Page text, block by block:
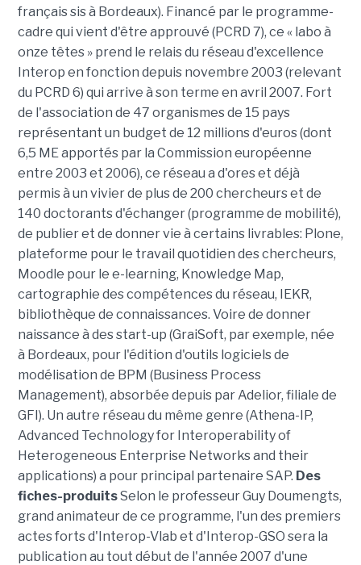
français sis à Bordeaux). Financé par le programme-
cadre qui vient d'être approuvé (PCRD 7), ce « labo à
onze têtes » prend le relais du réseau d'excellence
Interop en fonction depuis novembre 2003 (relevant
du PCRD 6) qui arrive à son terme en avril 2007. Fort
de l'association de 47 organismes de 15 pays
représentant un budget de 12 millions d'euros (dont
6,5 ME apportés par la Commission européenne
entre 2003 et 2006), ce réseau a d'ores et déjà
permis à un vivier de plus de 200 chercheurs et de
140 doctorants d'échanger (programme de mobilité),
de publier et de donner vie à certains livrables: Plone,
plateforme pour le travail quotidien des chercheurs,
Moodle pour le e-learning, Knowledge Map,
cartographie des compétences du réseau, IEKR,
bibliothèque de connaissances. Voire de donner
naissance à des start-up (GraiSoft, par exemple, née
à Bordeaux, pour l'édition d'outils logiciels de
modélisation de BPM (Business Process
Management), absorbée depuis par Adelior, filiale de
GFI). Un autre réseau du même genre (Athena-IP,
Advanced Technology for Interoperability of
Heterogeneous Enterprise Networks and their
applications) a pour principal partenaire SAP. Des
fiches-produitsSelon le professeur Guy Doumengts,
grand animateur de ce programme, l'un des premiers
actes forts d'Interop-Vlab et d'Interop-GSO sera la
publication au tout début de l'année 2007 d'une